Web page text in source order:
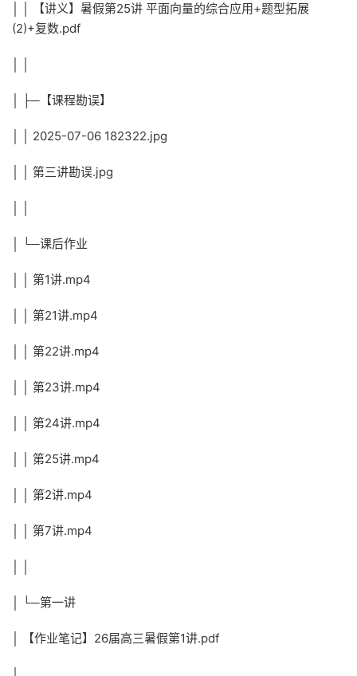
│ │ 【讲义】暑假第25讲 平面向量的综合应用+题型拓展
(2)+复数.pdf
│ ├─【课程勘误】
│ │ 2025-07-06 182322.jpg
│ │ 第三讲勘误.jpg
│ └─课后作业
│ │ 第1讲.mp4
│ │ 第21讲.mp4
│ │ 第22讲.mp4
│ │ 第23讲.mp4
│ │ 第24讲.mp4
│ │ 第25讲.mp4
│ │ 第2讲.mp4
│ │ 第7讲.mp4
│ └─第一讲
│ 【作业笔记】26届高三暑假第1讲.pdf